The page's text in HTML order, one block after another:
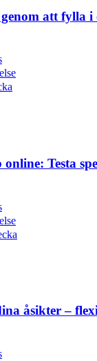
att fylla i
Testa
åsikter –